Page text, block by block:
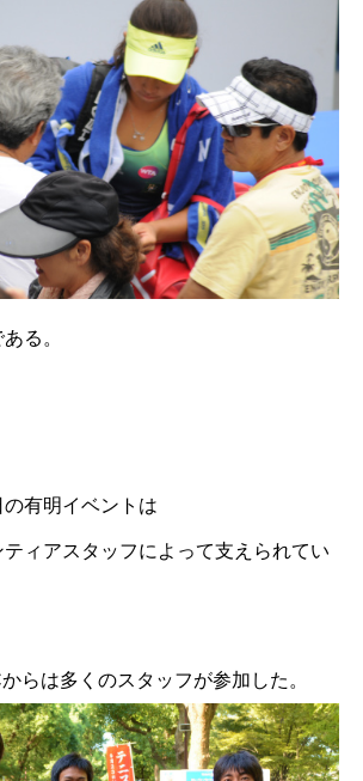
る。
有明イベントは
ィアスタッフによって支えられてい
らは多くのスタッフが参加した。